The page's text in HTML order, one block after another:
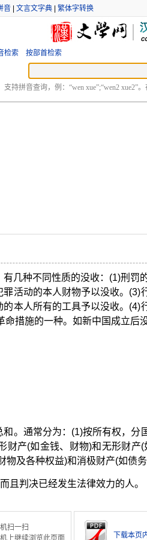
音| 文言文字典| 繁体字转换
检索 按部首检索
支持拼音查询，例：“wen xue”;“wen2 xue2”
几种不同性质的没收：(1)刑罚
活动的本人财物予以没收。(3)
本人所有的工具予以没收。(4)
措施的一种。如新中国成立后
。通常分为：(1)按所有权，分
财产(如金钱、财物)和无形财产
及各种权益)和消极财产(如债务)
且判决已经发生法律效力的人。
扫一扫
上继续浏览此页面
下载本页